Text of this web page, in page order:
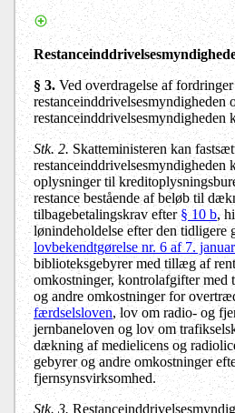
§ 3. Ved overdragelse af
restanceinddrivelsesmyndigheden
restanceinddrivelsesmyndigheden
Stk. 2. Skatteministeren kan
restanceinddrivelsesmyndigheden
oplysninger til
restance bestående af beløb til
tilbagebetalingskrav efter§ 10 b,
lønindeholdelse efter den tidligere
lovbekendtgørelse nr. 6 af 7.
biblioteksgebyrer med tillæg af
omkostninger, kontrolafgifter med
og andre omkostninger for
færdselsloven, lov om radio- og
jernbaneloven og lov om
dækning af medielicens og
gebyrer og andre omkostninger
fjernsynsvirksomhed.
Stk. 3.